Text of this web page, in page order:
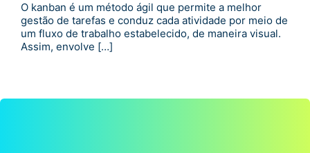
O kanban é um método ágil que permite a melhor
gestão de tarefas e conduz cada atividade por meio de
um fluxo de trabalho estabelecido, de maneira visual.
Assim, envolve […]